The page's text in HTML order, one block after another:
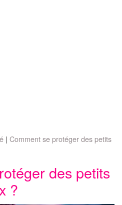
Comment se protéger des petits
des petits
?